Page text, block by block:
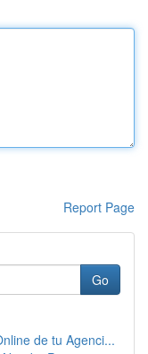
Report Page
Go
de tu Agenci...